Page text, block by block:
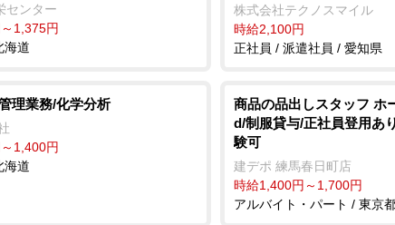
センター
1,375円
海道
株式会社テクノスマイル
時給2,100円
正社員 / 派遣社員 / 愛知県
理業務/化学分析
1,400円
海道
商品の品出しスタッフ ホ
d/制服貸与/正社員登用あ
験可
建デポ 練馬春日町店
時給1,400円～1,700円
アルバイト・パート / 東京